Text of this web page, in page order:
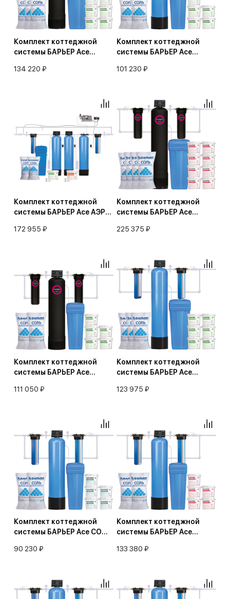
Комплект коттеджной
системы БАРЬЕР Ace
конденсата
134 220 ₽
Комплект коттеджной
системы БАРЬЕР Ace
(обезжелезивание и
101 230 ₽
Комплект коттеджной
системы БАРЬЕР Ace АЭРО
(аэрация+обезжелезивание
172 955 ₽
Комплект коттеджной
системы БАРЬЕР Ace
от конденсата
225 375 ₽
Комплект коттеджной
системы БАРЬЕР Ace
конденсата
111 050 ₽
Комплект коттеджной
системы БАРЬЕР Ace
(обезжелезивание и
123 975 ₽
Комплект коттеджной
системы БАРЬЕР Ace СОФТ
90 230 ₽
Комплект коттеджной
системы БАРЬЕР Ace
(обезжелезивание и
133 380 ₽